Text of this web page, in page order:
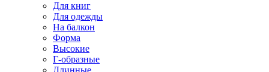
Для книг
Для одежды
На балкон
Форма
Высокие
Г-образные
Длинные